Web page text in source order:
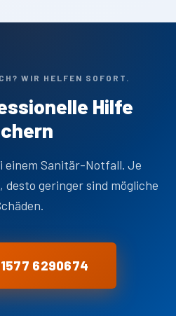
WIR HELFEN SOFORT.
Hilfe
einem Sanitär-Notfall. Je
geringer sind mögliche
6290674